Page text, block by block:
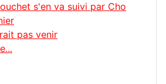
s'en va suivi par Cho
pas venir